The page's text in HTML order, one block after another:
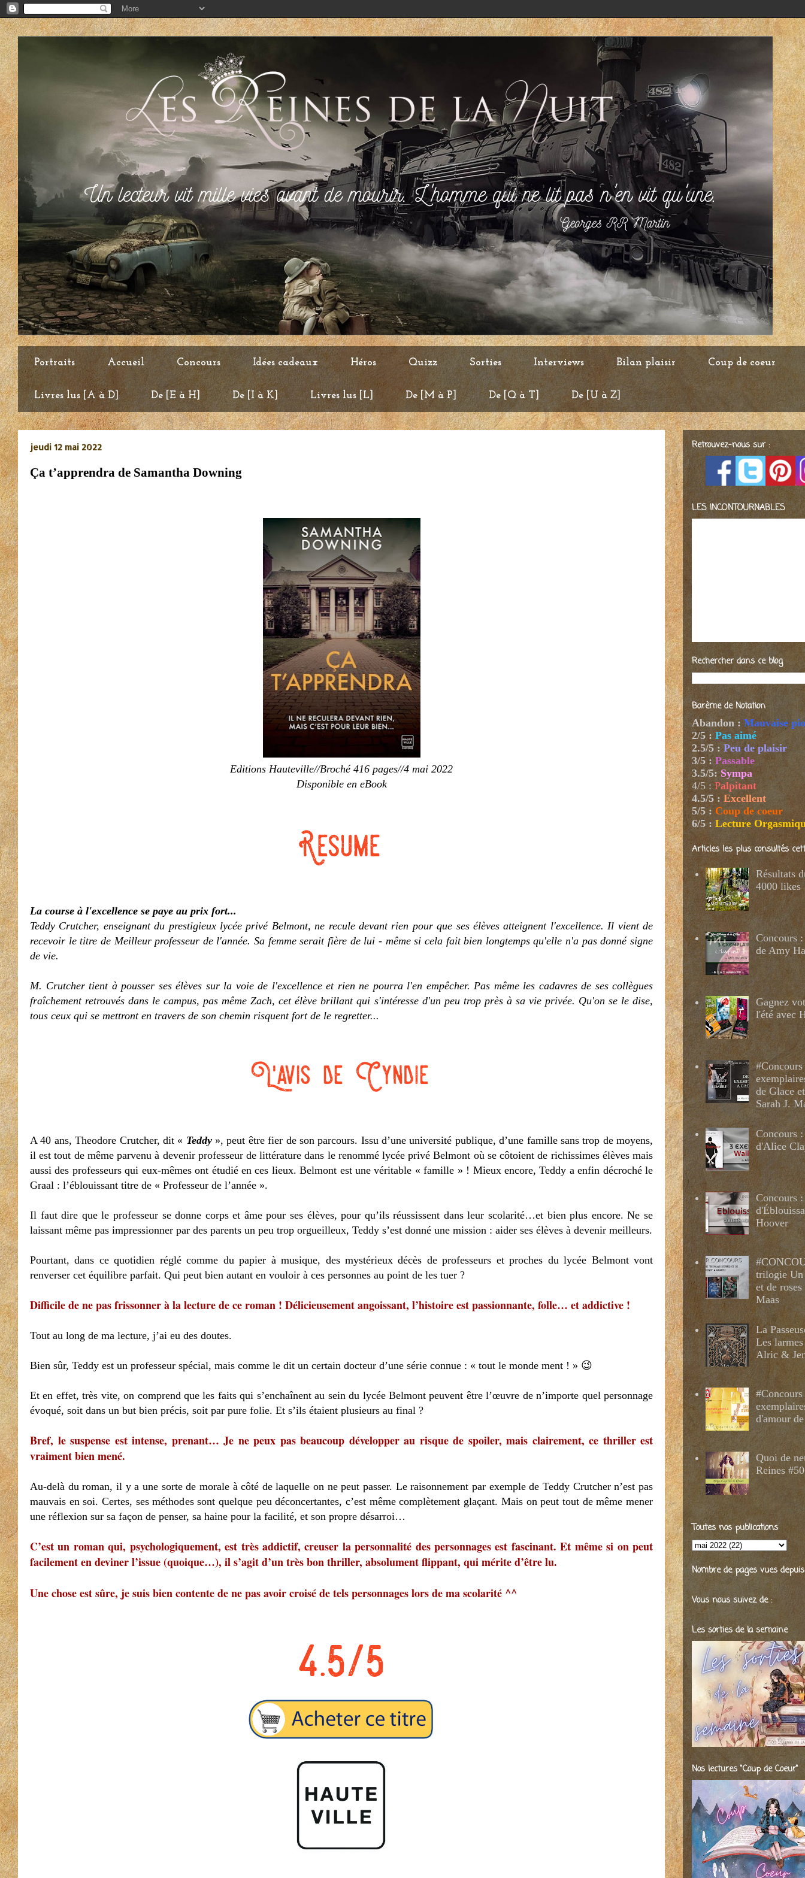
Portraits Accueil Concours Idées cadeaux Héros Quizz Sorties Interviews Bilan plaisir Coup de coeur
Livres lus [A à D] De [E à H] De [I à K] Livres lus [L] De [M à P] De [Q à T] De [U à Z]
jeudi 12 mai 2022
Ça t’apprendra de Samantha Downing
Editions Hauteville//Broché 416 pages//4 mai 2022
Disponible en eBook
La course à l'excellence se paye au prix fort...
Teddy Crutcher, enseignant du prestigieux lycée privé Belmont, ne recule devant rien pour que ses élèves atteignent l'excellence. Il vient de
recevoir le titre de Meilleur professeur de l'année. Sa femme serait fière de lui - même si cela fait bien longtemps qu'elle n'a pas donné signe
de vie.
M. Crutcher tient à pousser ses élèves sur la voie de l'excellence et rien ne pourra l'en empêcher. Pas même les cadavres de ses collègues
fraîchement retrouvés dans le campus, pas même Zach, cet élève brillant qui s'intéresse d'un peu trop près à sa vie privée. Qu'on se le dise,
tous ceux qui se mettront en travers de son chemin risquent fort de le regretter...
A 40 ans, Theodore Crutcher, dit « Teddy », peut être fier de son parcours. Issu d’une université publique, d’une famille sans trop de moyens,
il est tout de même parvenu à devenir professeur de littérature dans le renommé lycée privé Belmont où se côtoient de richissimes élèves mais
aussi des professeurs qui eux-mêmes ont étudié en ces lieux. Belmont est une véritable « famille » ! Mieux encore, Teddy a enfin décroché le
Graal : l’éblouissant titre de « Professeur de l’année ».
Il faut dire que le professeur se donne corps et âme pour ses élèves, pour qu’ils réussissent dans leur scolarité…et bien plus encore. Ne se
laissant même pas impressionner par des parents un peu trop orgueilleux, Teddy s’est donné une mission : aider ses élèves à devenir meilleurs.
Pourtant, dans ce quotidien réglé comme du papier à musique, des mystérieux décès de professeurs et proches du lycée Belmont vont
renverser cet équilibre parfait. Qui peut bien autant en vouloir à ces personnes au point de les tuer ?
Difficile de ne pas frissonner à la lecture de ce roman ! Délicieusement angoissant, l’histoire est passionnante, folle… et addictive !
Tout au long de ma lecture, j’ai eu des doutes.
Bien sûr, Teddy est un professeur spécial, mais comme le dit un certain docteur d’une série connue : « tout le monde ment ! » 😉
Et en effet, très vite, on comprend que les faits qui s’enchaînent au sein du lycée Belmont peuvent être l’œuvre de n’importe quel personnage
évoqué, soit dans un but bien précis, soit par pure folie. Et s’ils étaient plusieurs au final ?
Bref, le suspense est intense, prenant… Je ne peux pas beaucoup développer au risque de spoiler, mais clairement, ce thriller est
vraiment bien mené.
Au-delà du roman, il y a une sorte de morale à côté de laquelle on ne peut passer. Le raisonnement par exemple de Teddy Crutcher n’est pas
mauvais en soi. Certes, ses méthodes sont quelque peu déconcertantes, c’est même complètement glaçant. Mais on peut tout de même mener
une réflexion sur sa façon de penser, sa haine pour la facilité, et son propre désarroi…
C’est un roman qui, psychologiquement, est très addictif, creuser la personnalité des personnages est fascinant. Et même si on peut
facilement en deviner l’issue (quoique…), il s’agit d’un très bon thriller, absolument flippant, qui mérite d’être lu.
Une chose est sûre, je suis bien contente de ne pas avoir croisé de tels personnages lors de ma scolarité ^^
Retrouvez-nous sur :
LES INCONTOURNABLES
Rechercher dans ce blog
Barème de Notation
Abandon : Mauvaise
2/5 : Pas aimé
2.5/5 : Peu de plaisir
3/5 : Passable
3.5/5: Sympa
4/5 : Palpitant
4.5/5 : Excellent
5/5 : Coup de coeur
6/5: Lecture
Articles les plus consultés
Résultats
4000 likes
Concours
de Amy
Gagnez
l'été avec
de Glace
Sarah J.
Concours
d'Alice
Concours
Hoover
trilogie Un
et de
Maas
La
Les
Alric &
d'amour
Quoi de
Reines #50
Toutes nos publications
Nombre de pages vues depuis
Vous nous suivez de :
Les sorties de la semaine
Nos lectures "Coup de Coeur"